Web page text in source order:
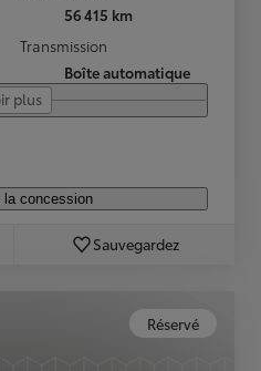
56 415 km
Transmission
Boîte automatique
plus
la concession
Sauvegardez
Réservé